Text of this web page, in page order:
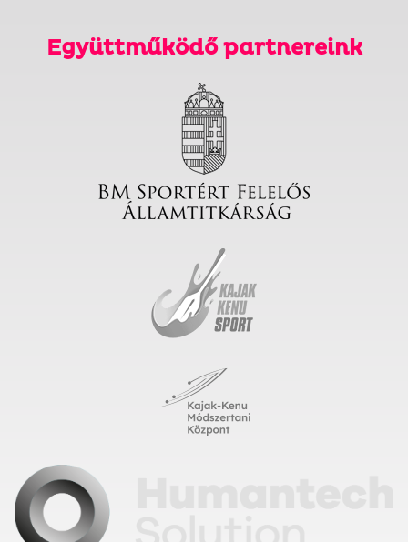
Együttműködő partnereink